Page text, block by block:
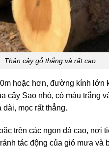
Thân cây gỗ thẳng và rất cao
hoặc hơn, đường kính
cây Sao nhỏ, có màu trắng
mọc rất thẳng.
trên các ngọn đá cao, nơi
tác động của gió mưa